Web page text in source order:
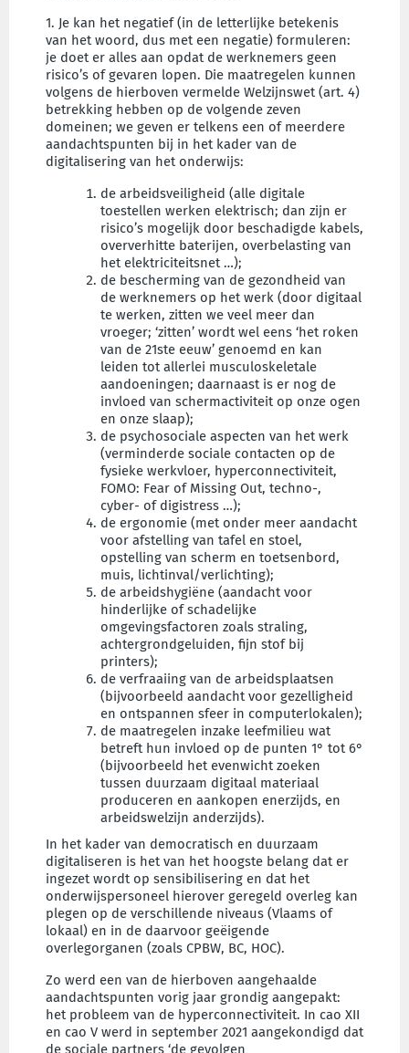
1. Je kan het negatief (in de letterlijke betekenis
van het woord, dus met een negatie) formuleren:
je doet er alles aan opdat de werknemers geen
risico’s of gevaren lopen. Die maatregelen kunnen
volgens de hierboven vermelde Welzijnswet (art. 4)
betrekking hebben op de volgende zeven
domeinen; we geven er telkens een of meerdere
aandachtspunten bij in het kader van de
digitalisering van het onderwijs:
de arbeidsveiligheid (alle digitale
toestellen werken elektrisch; dan zijn er
risico’s mogelijk door beschadigde kabels,
oververhitte baterijen, overbelasting van
het elektriciteitsnet …);
de bescherming van de gezondheid van
de werknemers op het werk (door digitaal
te werken, zitten we veel meer dan
vroeger; ‘zitten’ wordt wel eens ‘het roken
van de 21ste eeuw’ genoemd en kan
leiden tot allerlei musculoskeletale
aandoeningen; daarnaast is er nog de
invloed van schermactiviteit op onze ogen
en onze slaap);
de psychosociale aspecten van het werk
(verminderde sociale contacten op de
fysieke werkvloer, hyperconnectiviteit,
FOMO: Fear of Missing Out, techno-,
cyber- of digistress …);
de ergonomie (met onder meer aandacht
voor afstelling van tafel en stoel,
opstelling van scherm en toetsenbord,
muis, lichtinval/verlichting);
de arbeidshygiëne (aandacht voor
hinderlijke of schadelijke
omgevingsfactoren zoals straling,
achtergrondgeluiden, fijn stof bij
printers);
de verfraaiing van de arbeidsplaatsen
(bijvoorbeeld aandacht voor gezelligheid
en ontspannen sfeer in computerlokalen);
de maatregelen inzake leefmilieu wat
betreft hun invloed op de punten 1° tot 6°
(bijvoorbeeld het evenwicht zoeken
tussen duurzaam digitaal materiaal
produceren en aankopen enerzijds, en
arbeidswelzijn anderzijds).
In het kader van democratisch en duurzaam
digitaliseren is het van het hoogste belang dat er
ingezet wordt op sensibilisering en dat het
onderwijspersoneel hierover geregeld overleg kan
plegen op de verschillende niveaus (Vlaams of
lokaal) en in de daarvoor geëigende
overlegorganen (zoals CPBW, BC, HOC).
Zo werd een van de hierboven aangehaalde
aandachtspunten vorig jaar grondig aangepakt:
het probleem van de hyperconnectiviteit. In cao XII
en cao V werd in september 2021 aangekondigd dat
de sociale partners ‘de gevolgen